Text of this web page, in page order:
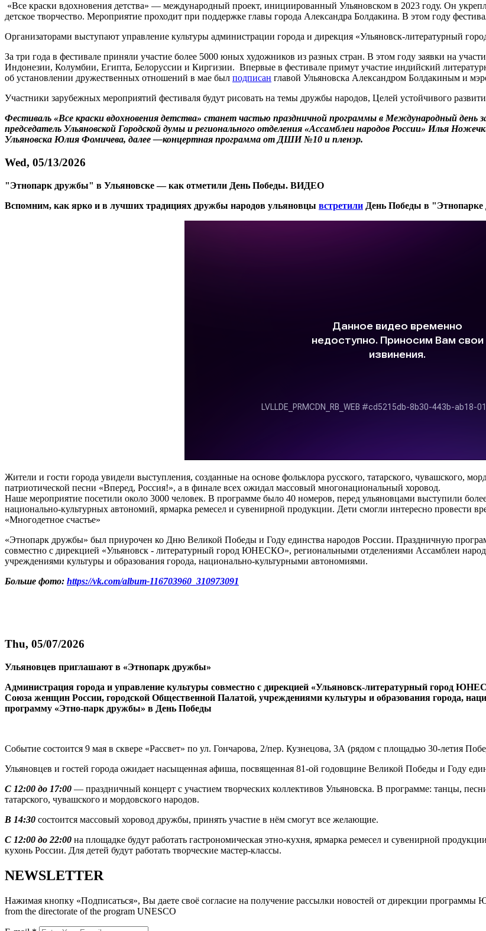
«Все краски вдохновения детства» — международный проект, инициированный Ульяновском в 2023 году. Он
детское творчество. Мероприятие проходит при поддержке главы города Александра Болдакина. В этом году
Организаторами выступают управление культуры администрации города и дирекция «Ульяновск-литературный
За три года в фестивале приняли участие более 5000 юных художников из разных стран. В этом году заявки на
Индонезии, Колумбии, Египта, Белоруссии и Киргизии. Впервые в фестивале примут участие индийский
об установлении дружественных отношений в мае был подписан главой Ульяновска Александром Болдакиным и
Участники зарубежных мероприятий фестиваля будут рисовать на темы дружбы народов, Целей устойчивого
Фестиваль «Все краски вдохновения детства» станет частью праздничной программы в Международный
председатель Ульяновской Городской думы и регионального отделения «Ассамблеи народов России» Илья
Ульяновска Юлия Фомичева, далее —концертная программа от ДШИ №10 и пленэр.
Wed, 05/13/2026
"Этнопарк дружбы" в Ульяновске — как отметили День Победы. ВИДЕО
Вспомним, как ярко и в лучших традициях дружбы народов ульяновцы встретили День Победы в "Этнопарке
Жители и гости города увидели выступления, созданные на основе фольклора русского, татарского, чувашского,
патриотической песни «Вперед, Россия!», а в финале всех ожидал массовый многонациональный хоровод.
Наше мероприятие посетили около 3000 человек. В программе было 40 номеров, перед ульяновцами выступили
национально-культурных автономий, ярмарка ремесел и сувенирной продукции. Дети смогли интересно провести
«Многодетное счастье»
«Этнопарк дружбы» был приурочен ко Дню Великой Победы и Году единства народов России. Праздничную
совместно с дирекцией «Ульяновск - литературный город ЮНЕСКО», региональными отделениями Ассамблеи
учреждениями культуры и образования города, национально-культурными автономиями.
Больше фото: https://vk.com/album-116703960_310973091
Thu, 05/07/2026
Ульяновцев приглашают в «Этнопарк дружбы»
Администрация города и управление культуры совместно с дирекцией «Ульяновск-литературный город
Союза женщин России, городской Общественной Палатой, учреждениями культуры и образования города,
программу «Этно-парк дружбы» в День Победы
Событие состоится 9 мая в сквере «Рассвет» по ул. Гончарова, 2/пер. Кузнецова, 3А (рядом с площадью 30-летия
Ульяновцев и гостей города ожидает насыщенная афиша, посвященная 81-ой годовщине Великой Победы и Году
С 12:00 до 17:00 — праздничный концерт с участием творческих коллективов Ульяновска. В программе: танцы,
татарского, чувашского и мордовского народов.
В 14:30 состоится массовый хоровод дружбы, принять участие в нём смогут все желающие.
С 12:00 до 22:00 на площадке будут работать гастрономическая этно-кухня, ярмарка ремесел и сувенирной
кухонь России. Для детей будут работать творческие мастер-классы.
NEWSLETTER
Нажимая кнопку «Подписаться», Вы даете своё согласие на получение рассылки новостей от дирекции
from the directorate of the program UNESCO